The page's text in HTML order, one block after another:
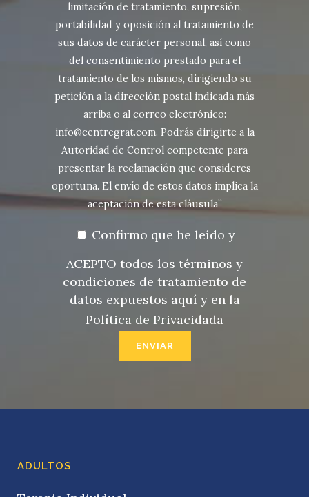
limitación de tratamiento, supresión,
portabilidad y oposición al tratamiento de
sus datos de carácter personal, así como
del consentimiento prestado para el
tratamiento de los mismos, dirigiendo su
petición a la dirección postal indicada más
arriba o al correo electrónico:
info@centregrat.com. Podrás dirigirte a la
Autoridad de Control competente para
presentar la reclamación que consideres
oportuna. El envío de estos datos implica la
aceptación de esta cláusula”
Confirmo que he leído y
ACEPTO todos los términos y
condiciones de tratamiento de
datos expuestos aquí y en la
Política de Privacidada
ADULTOS